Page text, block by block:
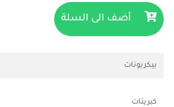
أضف الى السلة
بيكربونات
كبريتات